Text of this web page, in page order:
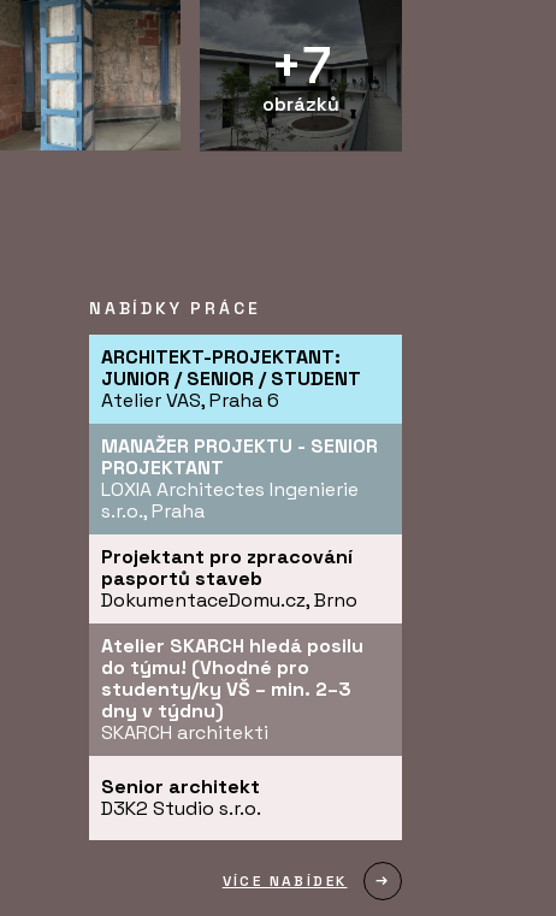
+7
obrázků
NABÍDKY PRÁCE
ARCHITEKT-PROJEKTANT:
JUNIOR / SENIOR / STUDENT
Atelier VAS, Praha 6
MANAŽER PROJEKTU - SENIOR
PROJEKTANT
LOXIA Architectes Ingenierie
s.r.o., Praha
Projektant pro zpracování
pasportů staveb
DokumentaceDomu.cz, Brno
Atelier SKARCH hledá posilu
do týmu! (Vhodné pro
studenty/ky VŠ – min. 2–3
dny v týdnu)
SKARCH architekti
Senior architekt
D3K2 Studio s.r.o.
VÍCE NABÍDEK